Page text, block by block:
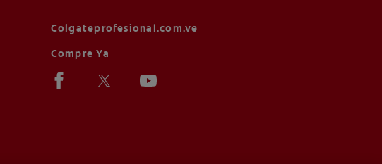
Colgateprofesional.com.ve
Compre Ya